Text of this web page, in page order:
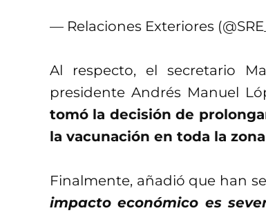
— Relaciones Exteriores
Al respecto, el secretario
presidente Andrés Manuel
tomó la decisión de
la vacunación en toda la
Finalmente, añadió que han
impacto económico es